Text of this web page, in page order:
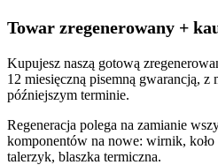
Towar zregenerowany +
Kupujesz naszą gotową
12 miesięczną pisemną gwarancją,
późniejszym terminie.
Regeneracja polega na zamianie
komponentów na nowe: wirnik,
talerzyk, blaszka termiczna.